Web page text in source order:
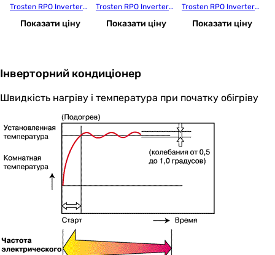
Trosten RPO Inverter+
Показати ціну
Trosten RPO Inverter+
Показати ціну
Trosten RPO Inverter+
Показати ціну
Інверторний кондиціонер
Швидкість нагріву і температура при початку обігріву